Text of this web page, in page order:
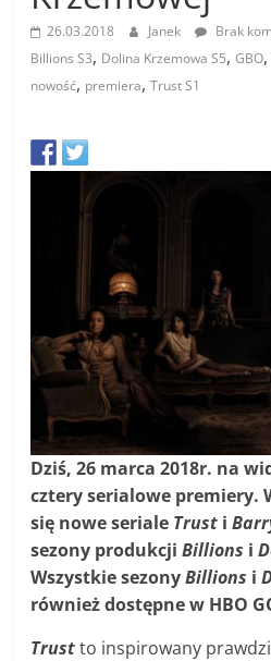
26.03.2018 Janek Brak
Billions S3, Dolina Krzemowa S5,GBO,
nowość, premiera,Trust S1
Dziś, 26 marca 2018r. na
cztery serialowe premiery.
się nowe seriale Trust i
sezony produkcjiBillions i
Wszystkie sezonyBillions i
również dostępne w HBO
Trust to inspirowany